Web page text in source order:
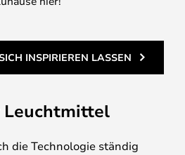
INSPIRIEREN LASSEN
Leuchtmittel
die Technologie ständig